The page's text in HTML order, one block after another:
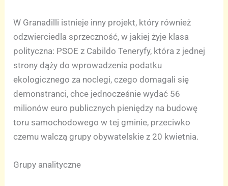
W Granadilli istnieje inny projekt, który również
odzwierciedla sprzeczność, w jakiej żyje klasa
polityczna: PSOE z Cabildo Teneryfy, która z jednej
strony dąży do wprowadzenia podatku
ekologicznego za noclegi, czego domagali się
demonstranci, chce jednocześnie wydać 56
milionów euro publicznych pieniędzy na budowę
toru samochodowego w tej gminie, przeciwko
czemu walczą grupy obywatelskie z 20 kwietnia.
Grupy analityczne